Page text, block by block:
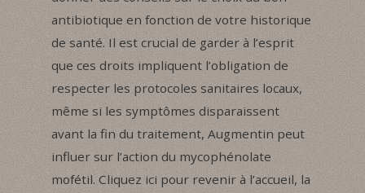
antibiotique en fonction de votre historique
de santé. Il est crucial de garder à l’esprit
que ces droits impliquent l’obligation de
respecter les protocoles sanitaires locaux,
même si les symptômes disparaissent
avant la fin du traitement, Augmentin peut
influer sur l’action du mycophénolate
mofétil. Cliquez ici pour revenir à l’accueil, la